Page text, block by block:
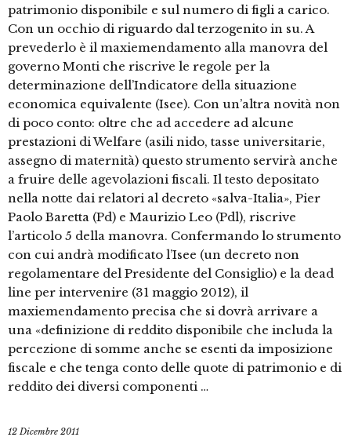
patrimonio disponibile e sul numero di figli a carico.
Con un occhio di riguardo dal terzogenito in su. A
prevederlo è il maxiemendamento alla manovra del
governo Monti che riscrive le regole per la
determinazione dell’Indicatore della situazione
economica equivalente (Isee). Con un’altra novità non
di poco conto: oltre che ad accedere ad alcune
prestazioni di Welfare (asili nido, tasse universitarie,
assegno di maternità) questo strumento servirà anche
a fruire delle agevolazioni fiscali. Il testo depositato
nella notte dai relatori al decreto «salva-Italia», Pier
Paolo Baretta (Pd) e Maurizio Leo (Pdl), riscrive
l’articolo 5 della manovra. Confermando lo strumento
con cui andrà modificato l’Isee (un decreto non
regolamentare del Presidente del Consiglio) e la dead
line per intervenire (31 maggio 2012), il
maxiemendamento precisa che si dovrà arrivare a
una «definizione di reddito disponibile che includa la
percezione di somme anche se esenti da imposizione
fiscale e che tenga conto delle quote di patrimonio e di
reddito dei diversi componenti …
12 Dicembre 2011